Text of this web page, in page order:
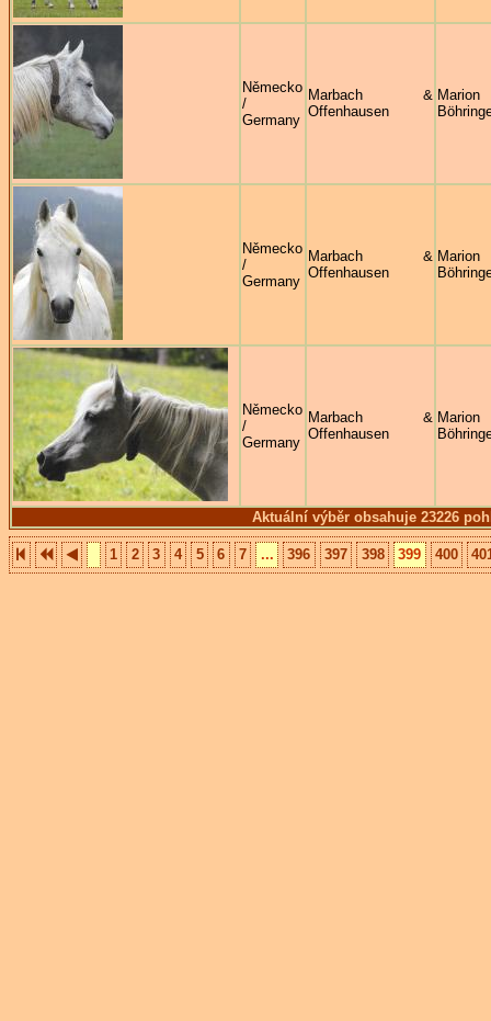
Aktuální výběr obsahuje 23226
Německo
/
Germany
Marbach &
Offenhausen
Marion
Německo
/
Germany
Marbach &
Offenhausen
Marion
Německo
/
Germany
Marbach &
Offenhausen
Marion
1 2 3 4 5 6 7 ... 396 397 398 399 400